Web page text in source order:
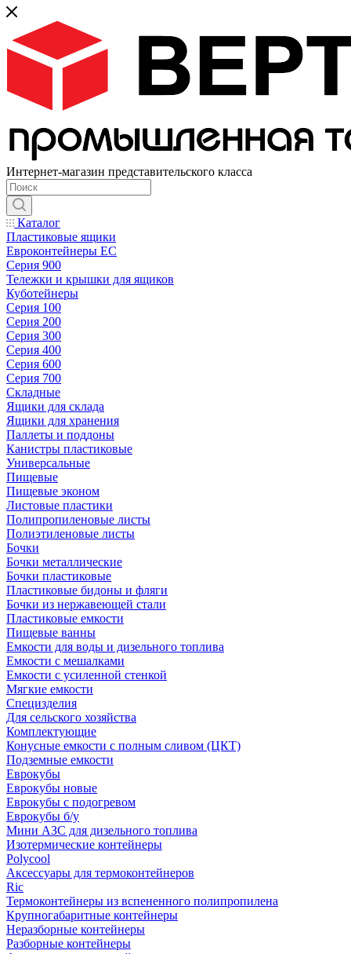
Интернет-магазин представительского класса
Каталог
Пластиковые ящики
Евроконтейнеры ЕС
Серия 900
Тележки и крышки для ящиков
Куботейнеры
Серия 100
Серия 200
Серия 300
Серия 400
Серия 600
Серия 700
Складные
Ящики для склада
Ящики для хранения
Паллеты и поддоны
Канистры пластиковые
Универсальные
Пищевые
Пищевые эконом
Листовые пластики
Полипропиленовые листы
Полиэтиленовые листы
Бочки
Бочки металлические
Бочки пластиковые
Пластиковые бидоны и фляги
Бочки из нержавеющей стали
Пластиковые емкости
Пищевые ванны
Емкости для воды и дизельного топлива
Емкости с мешалками
Емкости с усиленной стенкой
Мягкие емкости
Специзделия
Для сельского хозяйства
Комплектующие
Конусные емкости с полным сливом (ЦКТ)
Подземные емкости
Еврокубы
Еврокубы новые
Еврокубы с подогревом
Еврокубы б/у
Мини АЗС для дизельного топлива
Изотермические контейнеры
Polycool
Аксессуары для термоконтейнеров
Ric
Термоконтейнеры из вспененного полипропилена
Крупногабаритные контейнеры
Неразборные контейнеры
Разборные контейнеры